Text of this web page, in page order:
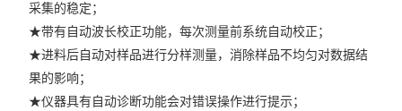
采集的稳定；
★带有自动波长校正功能，每次测量前系统自动校正；
★进料后自动对样品进行分样测量，消除样品不均匀对数据结
果的影响；
★仪器具有自动诊断功能会对错误操作进行提示；